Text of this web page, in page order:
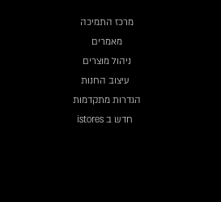
מרכז התמיכה
מאמרים
ניהול מוצרים
עיצוב החנות
הגדרות מתקדמות
חדש ב istores